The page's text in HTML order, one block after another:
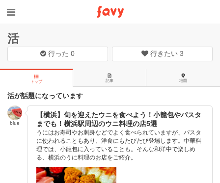
活
行った0 行きたい 3
トップ 記事 地図
活が話題になっています
blue
【横浜】旬を迎えたウニを食べよう！小籠包やパスタ
までも！横浜駅周辺のウニ料理の店5選
うにはお寿司やお刺身などでよく食べられていますが、パスタ
に使われることもあり、洋食にもたびたび登場します。中華料
理では、小龍包に入っていることも。そんな和洋中で楽しめ
る、横浜のうに料理のお店をご紹介。